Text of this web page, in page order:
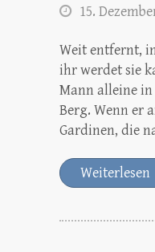
15.
Weit entfernt,
ihr werdet sie
Mann alleine
Berg. Wenn er
Gardinen, die
Weiterlesen